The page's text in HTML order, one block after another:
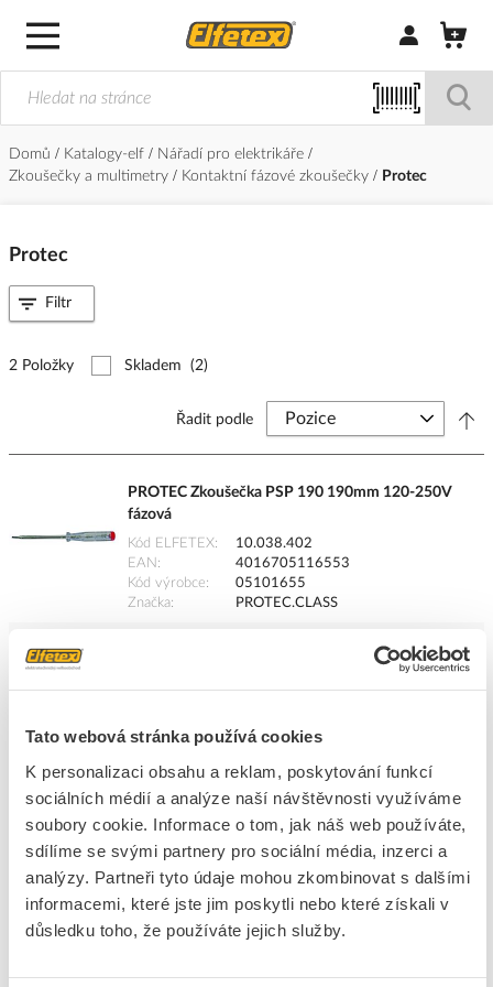
Tato webová stránka používá cookies
K personalizaci obsahu a reklam, poskytování funkcí
sociálních médií a analýze naší návštěvnosti využíváme
soubory cookie. Informace o tom, jak náš web používáte,
sdílíme se svými partnery pro sociální média, inzerci a
analýzy. Partneři tyto údaje mohou zkombinovat s dalšími
informacemi, které jste jim poskytli nebo které získali v
důsledku toho, že používáte jejich služby.
Přihlásit/
Domů Katalogy-elf
Nářadí pro elektrikáře
Zkoušečky a multimetry
Kontaktní fázové zkoušečky Protec
Protec
2 Položky Skladem (2)
Řadit podle
PROTEC Zkoušečka PSP 190 190mm 120-250V
fázová
Kód ELFETEX
10.038.402
EAN
4016705116553
Kód výrobce
05101655
Značka
PROTEC.CLASS
ks
Přidat k porovnání
PROTEC Zkoušečka PSP 140 140mm 120-250V
fázová
Kód ELFETEX
10.038.401
Kód výrobce
05101617
Filtr